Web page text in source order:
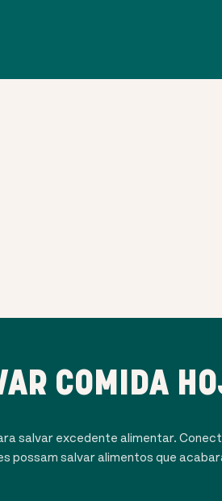
COMIDA
salvar excedente alimentar.
possam salvar alimentos que